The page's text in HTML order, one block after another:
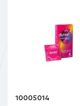
10005014